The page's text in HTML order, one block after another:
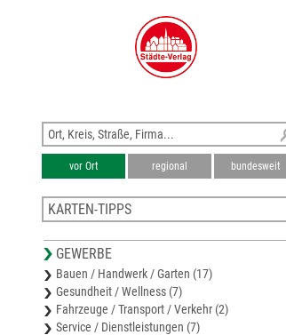
vor Ort regional bundesweit
KARTEN-TIPPS
Stadtplan Reichenbach (Vogtl.)
Karte Vogtlandkreis
Stadtplan Plauen
Stadtplan Weida
GEWERBE
Bauen / Handwerk / Garten (17)
Gesundheit / Wellness (7)
Fahrzeuge / Transport / Verkehr (2)
Service / Dienstleistungen (7)